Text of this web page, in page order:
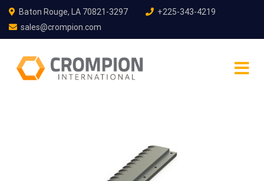
Baton Rouge, LA 70821-3297
+225-343-4219
sales@crompion.com